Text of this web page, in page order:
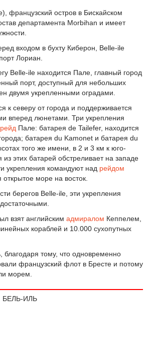
французский остров в Бискайском
департамента Morbihan и имеет
входом в бухту Киберон, Belle-ile
Лориан.
Belle-ile находится Пале, главный город
порт, доступный для небольших
двумя укрепленными оградами.
к северу от города и поддерживается
вперед люнетами. Три укрепления
рейд Пале: батарея de Tailefer, находится
батарея du Kamonet и батарея du
того же имени, в 2 и 3 км к юго-
из этих батарей обстреливает на западе
укрепления командуют над рейдом
море на восток.
берегов Belle-ile, эти укрепления
взят английским адмиралом Кеппелем,
кораблей и 10.000 сухопутных
благодаря тому, что одновременно
французский флот в Бресте и потому
морем.
БЕЛЬ-ИЛЬ